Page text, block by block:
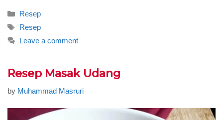
Categories
Resep
Tags
Resep
Leave a comment
Resep Masak Udang
by Muhammad Masruri